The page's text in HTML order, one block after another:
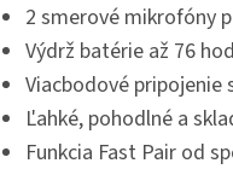
2 smerové mikrofóny
Výdrž batérie až 76
Viacbodové pripojenie
Ľahké, pohodlné a
Funkcia Fast Pair od